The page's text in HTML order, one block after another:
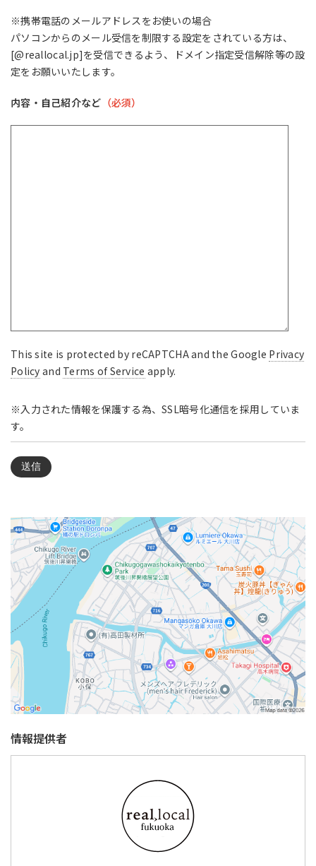
※携帯電話のメールアドレスをお使いの場合
パソコンからのメール受信を制限する設定をされている方は、
[@reallocal.jp]を受信できるよう、ドメイン指定受信解除等の設
定をお願いいたします。
内容・自己紹介など （必須）
This site is protected by reCAPTCHA and the Google Privacy
Policy and Terms of Service apply.
※入力された情報を保護する為、SSL暗号化通信を採用していま
す。
情報提供者